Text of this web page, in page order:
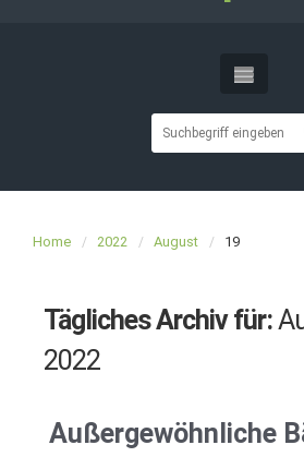
Home 2022 August 19
Tägliches Archiv für:
2022
Außergewöhnliche